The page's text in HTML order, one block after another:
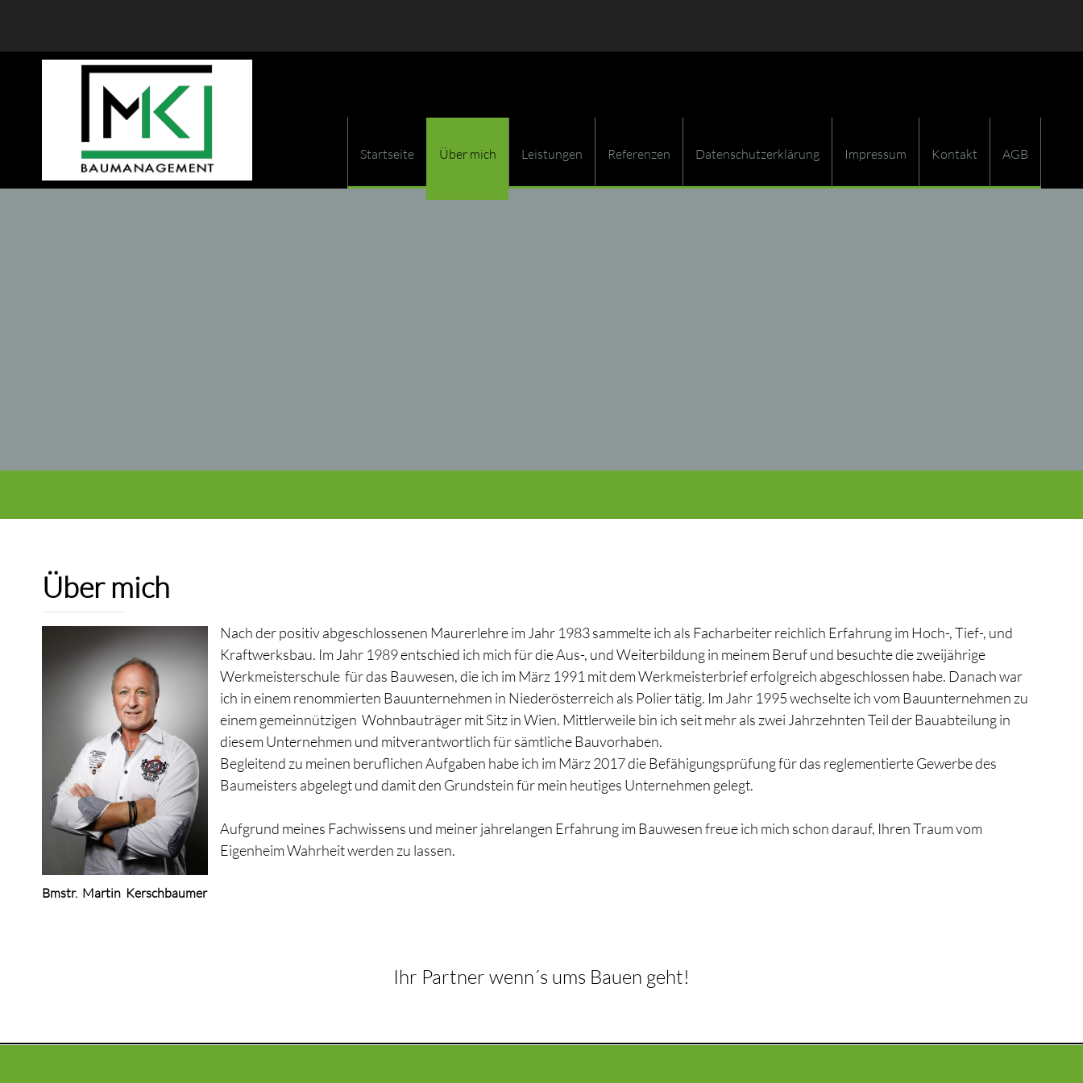
Startseite Über mich Leistungen Referenzen Datenschutzerklärung Impressum Kontakt AGB
Über mich
Nach der positiv abgeschlossenen Maurerlehre im Jahr 1983 sammelte ich als Facharbeiter reichlich Erfahrung im Hoch-, Tief-, und
Kraftwerksbau. Im Jahr 1989 entschied ich mich für die Aus-, und Weiterbildung in meinem Beruf und besuchte die zweijährige
Werkmeisterschule für das Bauwesen, die ich im März 1991 mit dem Werkmeisterbrief erfolgreich abgeschlossen habe. Danach war
ich in einem renommierten Bauunternehmen in Niederösterreich als Polier tätig. Im Jahr 1995 wechselte ich vom Bauunternehmen zu
einem gemeinnützigen Wohnbauträger mit Sitz in Wien. Mittlerweile bin ich seit mehr als zwei Jahrzehnten Teil der Bauabteilung in
diesem Unternehmen und mitverantwortlich für sämtliche Bauvorhaben.
Begleitend zu meinen beruflichen Aufgaben habe ich im März 2017 die Befähigungsprüfung für das reglementierte Gewerbe des
Baumeisters abgelegt und damit den Grundstein für mein heutiges Unternehmen gelegt.
Aufgrund meines Fachwissens und meiner jahrelangen Erfahrung im Bauwesen freue ich mich schon darauf, Ihren Traum vom
Eigenheim Wahrheit werden zu lassen.
Bmstr. Martin Kerschbaumer
Ihr Partner wenn´s ums Bauen geht!